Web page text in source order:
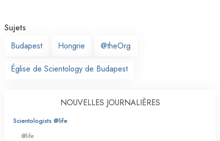
Sujets
Budapest
Hongrie @theOrg
Église de Scientology de Budapest
NOUVELLES JOURNALIÈRES
Scientologists @life
@life